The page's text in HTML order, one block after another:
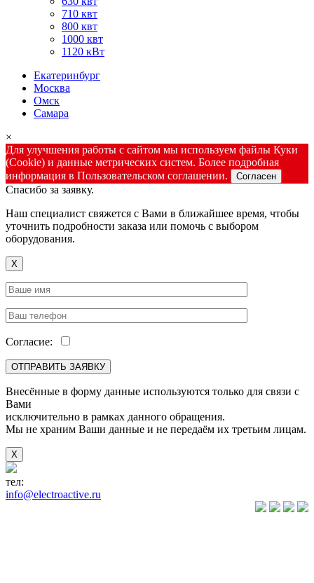
710 квт
800 квт
1000 квт
1120 кВт
Екатеринбург
Москва
Омск
Самара
×
Для улучшения работы с сайтом мы используем файлы Куки
(Cookie) и данные метрических систем. Более подробная
информация в Пользовательском соглашении.
Согласен
Спасибо за заявку.
Наш специалист свяжется с Вами в ближайшее время, чтобы
уточнить подробности заказа или помочь с выбором
оборудования.
X
Согласие:
Внесённые в форму данные используются только для связи с
Вами
исключительно в рамках данного обращения.
Мы не храним Ваши данные и не передаём их третьим лицам.
X
тел:
info@electroactive.ru